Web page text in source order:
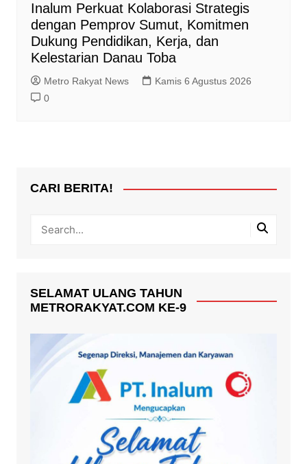
Inalum Perkuat Kolaborasi Strategis
dengan Pemprov Sumut, Komitmen
Dukung Pendidikan, Kerja, dan
Kelestarian Danau Toba
Metro Rakyat News
Kamis 6 Agustus 2026
0
CARI BERITA!
SELAMAT ULANG TAHUN
METRORAKYAT.COM KE-9